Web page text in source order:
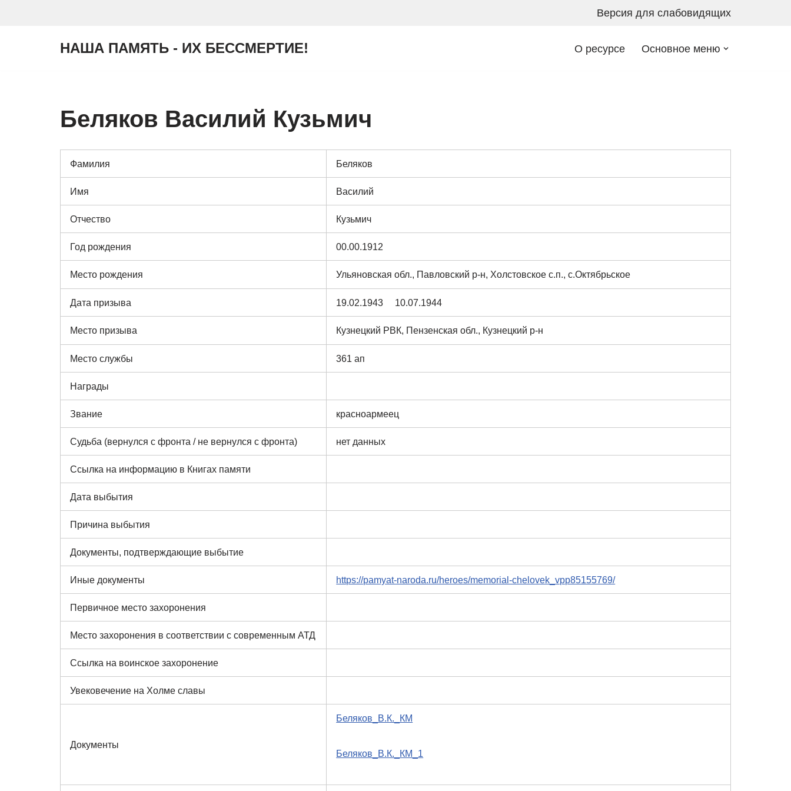
Версия для слабовидящих
НАША ПАМЯТЬ - ИХ БЕССМЕРТИЕ! О ресурсе Основное меню
Беляков Василий Кузьмич
Фамилия Беляков
Имя Василий
Отчество Кузьмич
Год рождения 00.00.1912
Место рождения Ульяновская обл., Павловский р-н, Холстовское с.п., с.Октябрьское
Дата призыва 19.02.1943 10.07.1944
Место призыва Кузнецкий РВК, Пензенская обл., Кузнецкий р-н
Место службы 361 ап
Награды
Звание красноармеец
Судьба (вернулся с фронта / не вернулся с фронта) нет данных
Ссылка на информацию в Книгах памяти
Дата выбытия
Причина выбытия
Документы, подтверждающие выбытие
Иные документы https://pamyat-naroda.ru/heroes/memorial-chelovek_vpp85155769/
Первичное место захоронения
Место захоронения в соответствии с современным АТД
Ссылка на воинское захоронение
Увековечение на Холме славы
Документы
Беляков_В.К._КМ
Беляков_В.К._КМ_1